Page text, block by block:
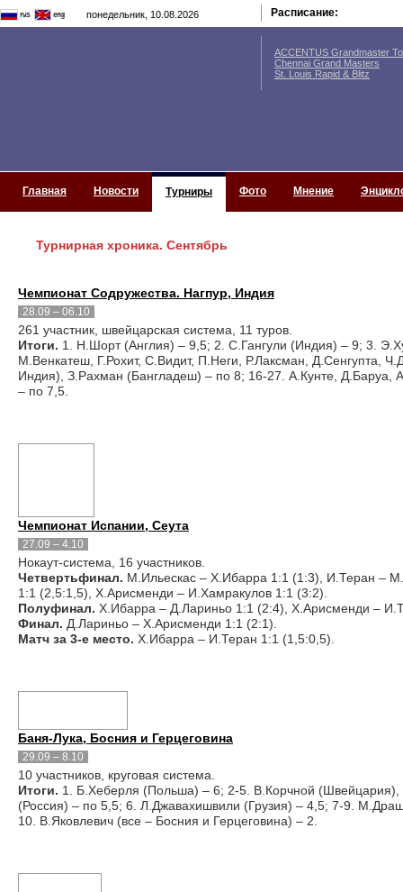
понедельник, 10.08.2026 Расписание:
ACCENTUS Grandmaster
Chennai Grand Masters
St. Louis Rapid & Blitz
Главная Новости Турниры Фото Мнение
Турнирная хроника. Сентябрь
Чемпионат Содружества. Нагпур, Индия
28.09 – 06.10
261 участник, швейцарская система, 11 туров.
Итоги. 1. Н.Шорт (Англия) – 9,5; 2. С.Гангули (Индия) – 9; 3.
М.Венкатеш, Г.Рохит, С.Видит, П.Неги, Р.Лаксман, Д.Сенгупта,
Индия), З.Рахман (Бангладеш) – по 8; 16-27. А.Кунте, Д.Баруа,
– по 7,5.
Чемпионат Испании, Сеута
27.09 – 4.10
Нокаут-система, 16 участников.
Четвертьфинал. М.Ильескас – Х.Ибарра 1:1 (1:3), И.Теран –
1:1 (2,5:1,5), Х.Арисменди – И.Хамракулов 1:1 (3:2).
Полуфинал. Х.Ибарра – Д.Лариньо 1:1 (2:4), Х.Арисменди –
Финал. Д.Лариньо – Х.Арисменди 1:1 (2:1).
Матч за 3-е место. Х.Ибарра – И.Теран 1:1 (1,5:0,5).
Баня-Лука, Босния и Герцеговина
29.09 – 8.10
10 участников, круговая система.
Итоги. 1. Б.Хеберля (Польша) – 6; 2-5. В.Корчной
(Россия) – по 5,5; 6. Л.Джавахишвили (Грузия) – 4,5; 7-9.
10. В.Яковлевич (все – Босния и Герцеговина) – 2.